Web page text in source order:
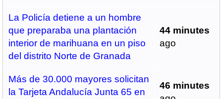
La Policía detiene a un hombre
que preparaba una plantación
interior de marihuana en un piso
del distrito Norte de Granada
44 minutes
ago
Más de 30.000 mayores solicitan
la Tarjeta Andalucía Junta 65 en
46 minutes